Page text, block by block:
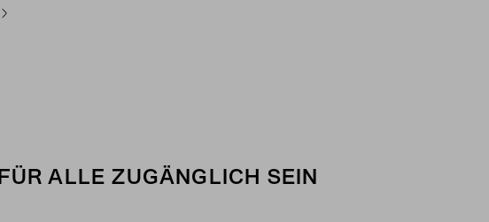
ALLE ZUGÄNGLICH SEIN